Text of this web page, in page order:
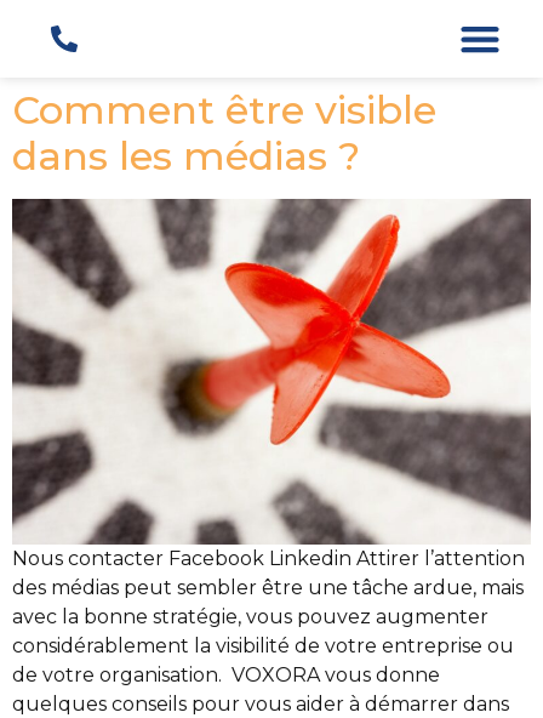
Comment être visible
dans les médias ?
Nous contacter Facebook Linkedin Attirer l’attention
des médias peut sembler être une tâche ardue, mais
avec la bonne stratégie, vous pouvez augmenter
considérablement la visibilité de votre entreprise ou
de votre organisation. VOXORA vous donne
quelques conseils pour vous aider à démarrer dans